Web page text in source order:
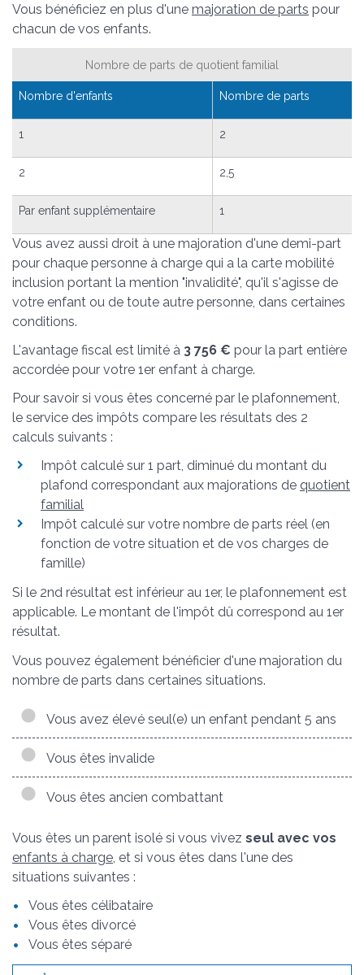
Vous bénéficiez en plus d'une majoration de parts pour
chacun de vos enfants.
Nombre de parts de quotient familial
Nombre d'enfants Nombre de parts
1 2
2 2,5
Par enfant supplémentaire 1
Vous avez aussi droit à une majoration d'une demi-part
pour chaque personne à charge qui a la carte mobilité
inclusion portant la mention "invalidité", qu'il s'agisse de
votre enfant ou de toute autre personne, dans certaines
conditions.
L'avantage fiscal est limité à 3 756 € pour la part entière
accordée pour votre 1er enfant à charge.
Pour savoir si vous êtes concerné par le plafonnement,
le service des impôts compare les résultats des 2
calculs suivants :
Impôt calculé sur 1 part, diminué du montant du
plafond correspondant aux majorations de quotient
familial
Impôt calculé sur votre nombre de parts réel (en
fonction de votre situation et de vos charges de
famille)
Si le 2nd résultat est inférieur au 1er, le plafonnement est
applicable. Le montant de l'impôt dû correspond au 1er
résultat.
Vous pouvez également bénéficier d'une majoration du
nombre de parts dans certaines situations.
Vous avez élevé seul(e) un enfant pendant 5 ans
Vous êtes invalide
Vous êtes ancien combattant
Vous êtes un parent isolé si vous vivez seul avec vos
enfants à charge, et si vous êtes dans l'une des
situations suivantes :
Vous êtes célibataire
Vous êtes divorcé
Vous êtes séparé